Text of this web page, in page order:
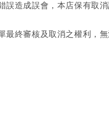
誤造成誤會，本店保有取消
最終審核及取消之權利，